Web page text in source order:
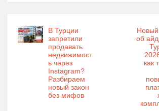
В Турции
запретили
продавать
недвижимост
ь через
Instagram?
Разбираем
новый закон
без мифов
Новый
об
как